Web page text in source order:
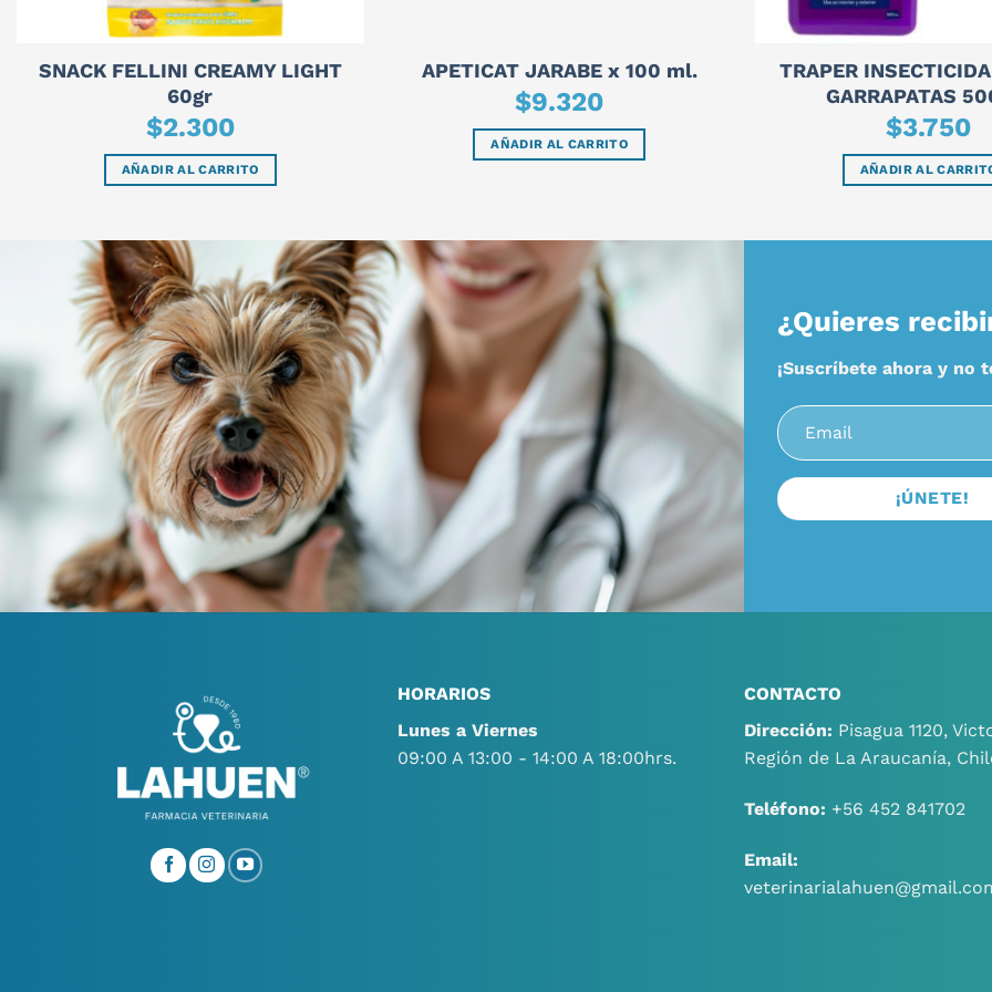
SNACK FELLINI CREAMY LIGHT
60gr
$2.300
AÑADIR AL CARRITO
APETICAT JARABE x 100 ml.
$9.320
AÑADIR AL CARRITO
TRAPER
GARRAPATAS
$3.750
AÑADIR AL
¿Quieres
¡Suscríbete ahora y no
HORARIOS
Lunes a Viernes
09:00 A 13:00 - 14:00 A 18:00hrs.
CONTACTO
Dirección: Pisagua 1120,
Región de La Araucanía,
Teléfono: +56 452 841702
Email: